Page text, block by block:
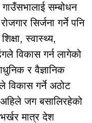
गाउँसभालाई सम्बोधन
सिर्जना गर्ने पनि
स्वास्थ्य,
विकास गर्न लागेको
र वैज्ञानिक
विकास गर्ने अठोट
जग बसालिरहेको
मात्र देश